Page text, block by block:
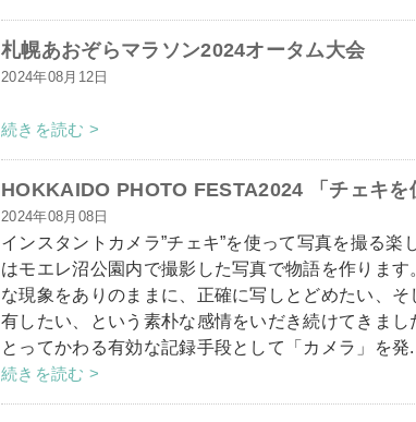
札幌あおぞらマラソン2024オータム大会
2024年08月12日
続きを読む >
HOKKAIDO PHOTO FESTA2024 「チェキを
2024年08月08日
インスタントカメラ”チェキ”を使って写真を撮る
はモエレ沼公園内で撮影した写真で物語を作りま
な現象をありのままに、正確に写しとどめたい、
有したい、という素朴な感情をいだき続けてきま
とってかわる有効な記録手段として「カメラ」を発
続きを読む >